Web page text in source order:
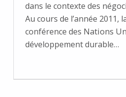
dans le contexte des
Au cours de l’année 2011,
conférence des Nations
développement durable…